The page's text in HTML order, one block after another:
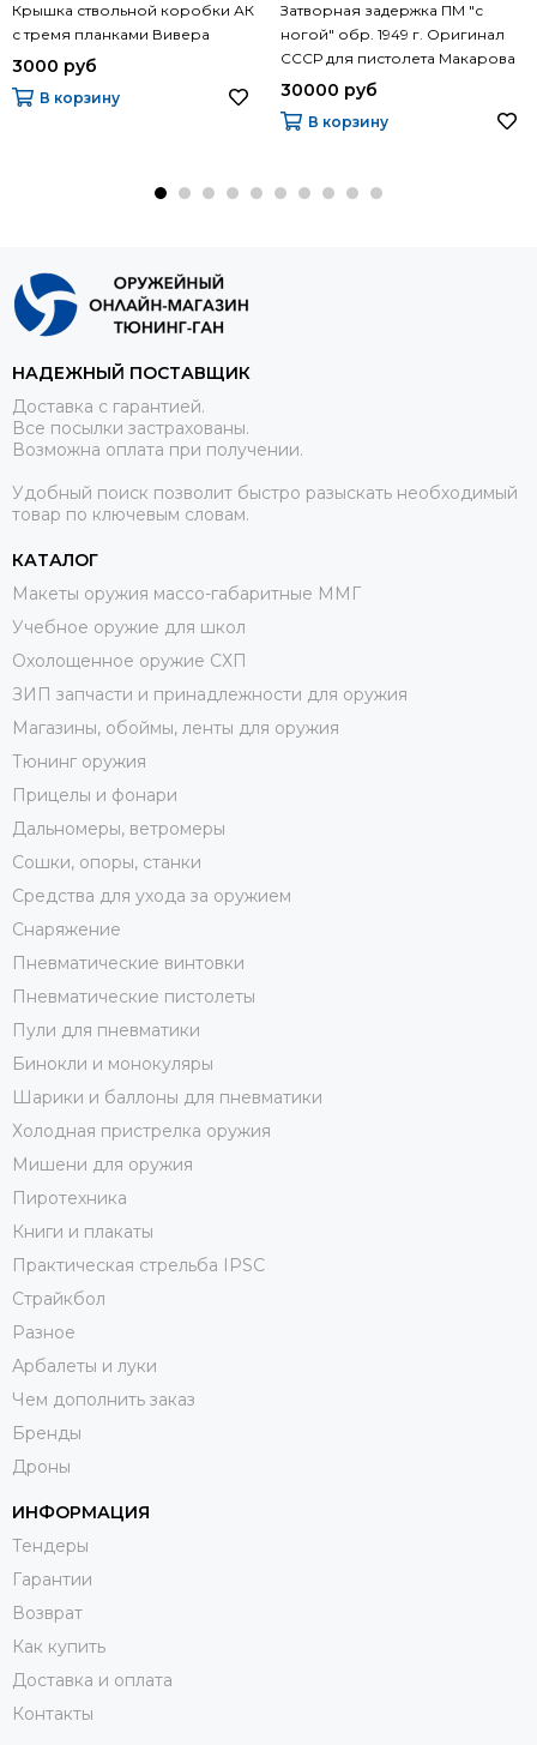
Крышка ствольной коробки АК
с тремя планками Вивера
3000 руб
В корзину
Затворная задержка ПМ "с
ногой" обр. 1949 г. Оригинал
СССР для пистолета Макарова
30000 руб
В корзину
НАДЕЖНЫЙ ПОСТАВЩИК
Доставка с гарантией.
Все посылки застрахованы.
Возможна оплата при получении.
Удобный поиск позволит быстро разыскать необходимый
товар по ключевым словам.
КАТАЛОГ
Макеты оружия массо-габаритные ММГ
Учебное оружие для школ
Охолощенное оружие СХП
ЗИП запчасти и принадлежности для оружия
Магазины, обоймы, ленты для оружия
Тюнинг оружия
Прицелы и фонари
Дальномеры, ветромеры
Сошки, опоры, станки
Средства для ухода за оружием
Снаряжение
Пневматические винтовки
Пневматические пистолеты
Пули для пневматики
Бинокли и монокуляры
Шарики и баллоны для пневматики
Холодная пристрелка оружия
Мишени для оружия
Пиротехника
Книги и плакаты
Практическая стрельба IPSC
Страйкбол
Разное
Арбалеты и луки
Чем дополнить заказ
Бренды
Дроны
ИНФОРМАЦИЯ
Тендеры
Гарантии
Возврат
Как купить
Доставка и оплата
Контакты